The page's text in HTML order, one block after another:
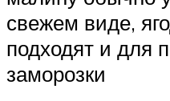
свежем виде,
подходят и для
заморозки